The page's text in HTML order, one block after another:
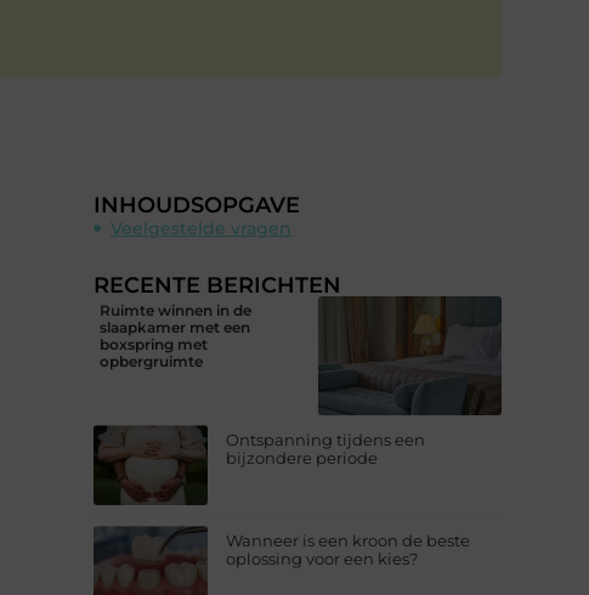
INHOUDSOPGAVE
Veelgestelde vragen
RECENTE BERICHTEN
Ruimte winnen in de
slaapkamer met een
boxspring met
opbergruimte
Ontspanning tijdens een
bijzondere periode
Wanneer is een kroon de beste
oplossing voor een kies?